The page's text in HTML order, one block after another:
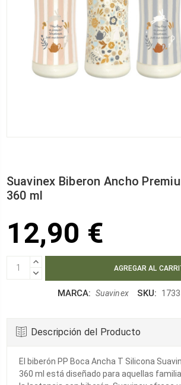
Suavinex Biberon Ancho
360 ml
12,90 €
AUMENTAR
CANTIDAD:
DISMINUIR
MARCA: Suavinex SKU:
Descripción del Producto
El biberón PP Boca Ancha T Silicona
360 ml está diseñado para aquellas